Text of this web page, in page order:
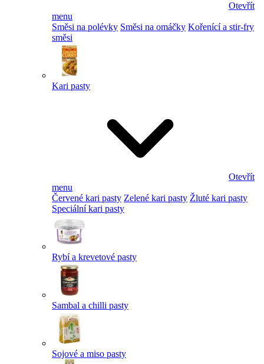
Otevřít
menu
Směsi na polévky Směsi na omáčky Kořenící a stir-fry
směsi
Kari pasty
Otevřít
menu
Červené kari pasty Zelené kari pasty Žluté kari pasty
Speciální kari pasty
Rybí a krevetové pasty
Sambal a chilli pasty
Sojové a miso pasty